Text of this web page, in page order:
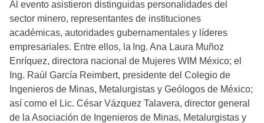
Al evento asistieron distinguidas personalidades del
sector minero, representantes de instituciones
académicas, autoridades gubernamentales y líderes
empresariales. Entre ellos, la Ing. Ana Laura Muñoz
Enríquez, directora nacional de Mujeres WIM México; el
Ing. Raúl García Reimbert, presidente del Colegio de
Ingenieros de Minas, Metalurgistas y Geólogos de México;
así como el Lic. César Vázquez Talavera, director general
de la Asociación de Ingenieros de Minas, Metalurgistas y